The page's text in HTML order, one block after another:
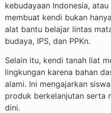
kebudayaan Indonesia,
membuat kendi bukan
alat bantu belajar lintas
budaya, IPS, dan PPKn.
Selain itu, kendi tanah liat
lingkungan karena bahan
alami. Ini mengajarkan
produk berkelanjutan serta
dini.